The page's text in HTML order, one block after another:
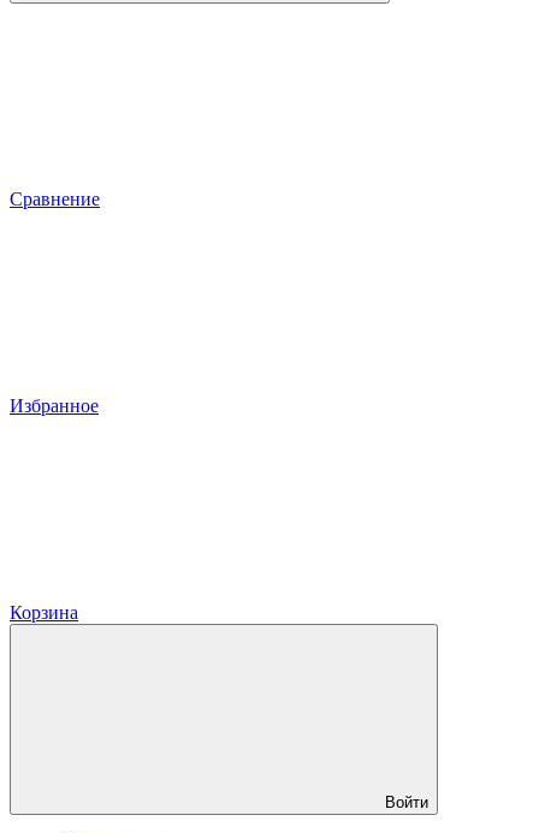
Сравнение
Избранное
Корзина
Войти